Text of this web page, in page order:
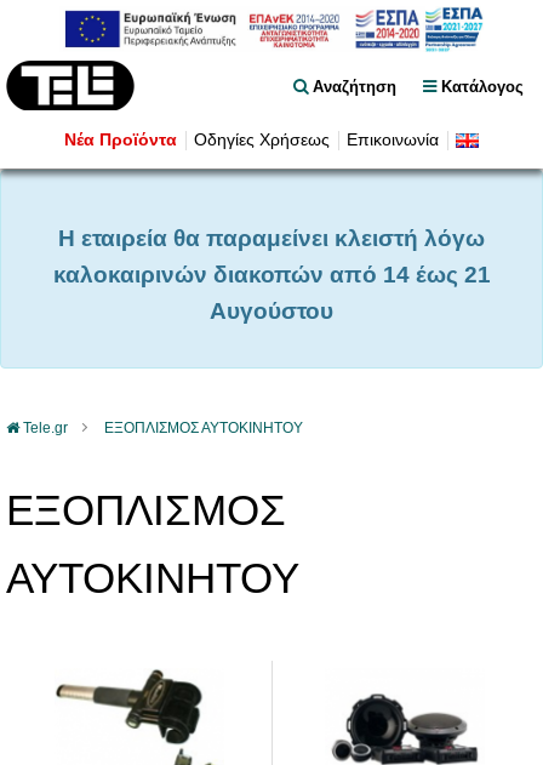
Κατάλογος
Αναζήτηση
Νέα Προϊόντα Οδηγίες Χρήσεως Επικοινωνία
Η εταιρεία θα παραμείνει κλειστή λόγω
καλοκαιρινών διακοπών από 14 έως 21
Αυγούστου
Tele.gr ΕΞΟΠΛΙΣΜΟΣ ΑΥΤΟΚΙΝΗΤΟΥ
ΕΞΟΠΛΙΣΜΟΣ
ΑΥΤΟΚΙΝΗΤΟΥ